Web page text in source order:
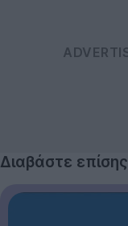
Διαβάστε επίσης